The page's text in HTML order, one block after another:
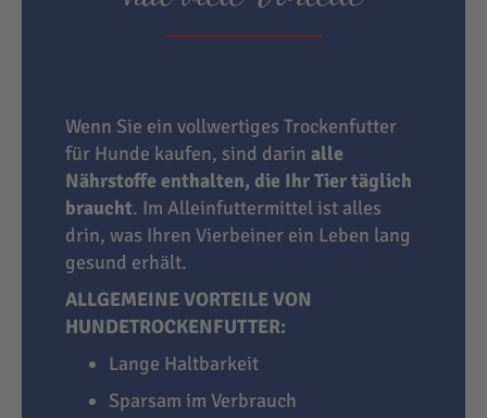
Wenn Sie ein vollwertiges Trockenfutter
für Hunde kaufen, sind darin alle
Nährstoffe enthalten, die Ihr Tier täglich
braucht. Im Alleinfuttermittel ist alles
drin, was Ihren Vierbeiner ein Leben lang
gesund erhält.
ALLGEMEINE VORTEILE VON
HUNDETROCKENFUTTER:
Lange Haltbarkeit
Sparsam im Verbrauch